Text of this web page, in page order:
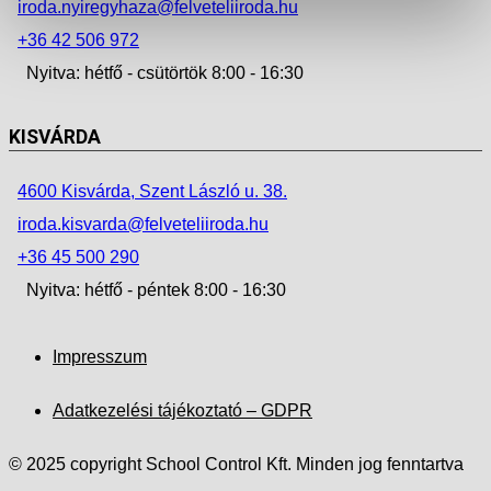
iroda.nyiregyhaza@felveteliiroda.hu
+36 42 506 972
Nyitva: hétfő - csütörtök 8:00 - 16:30
KISVÁRDA
4600 Kisvárda, Szent László u. 38.
iroda.kisvarda@felveteliiroda.hu
+36 45 500 290
Nyitva: hétfő - péntek 8:00 - 16:30
Impresszum
Adatkezelési tájékoztató – GDPR
© 2025 copyright School Control Kft. Minden jog fenntartva